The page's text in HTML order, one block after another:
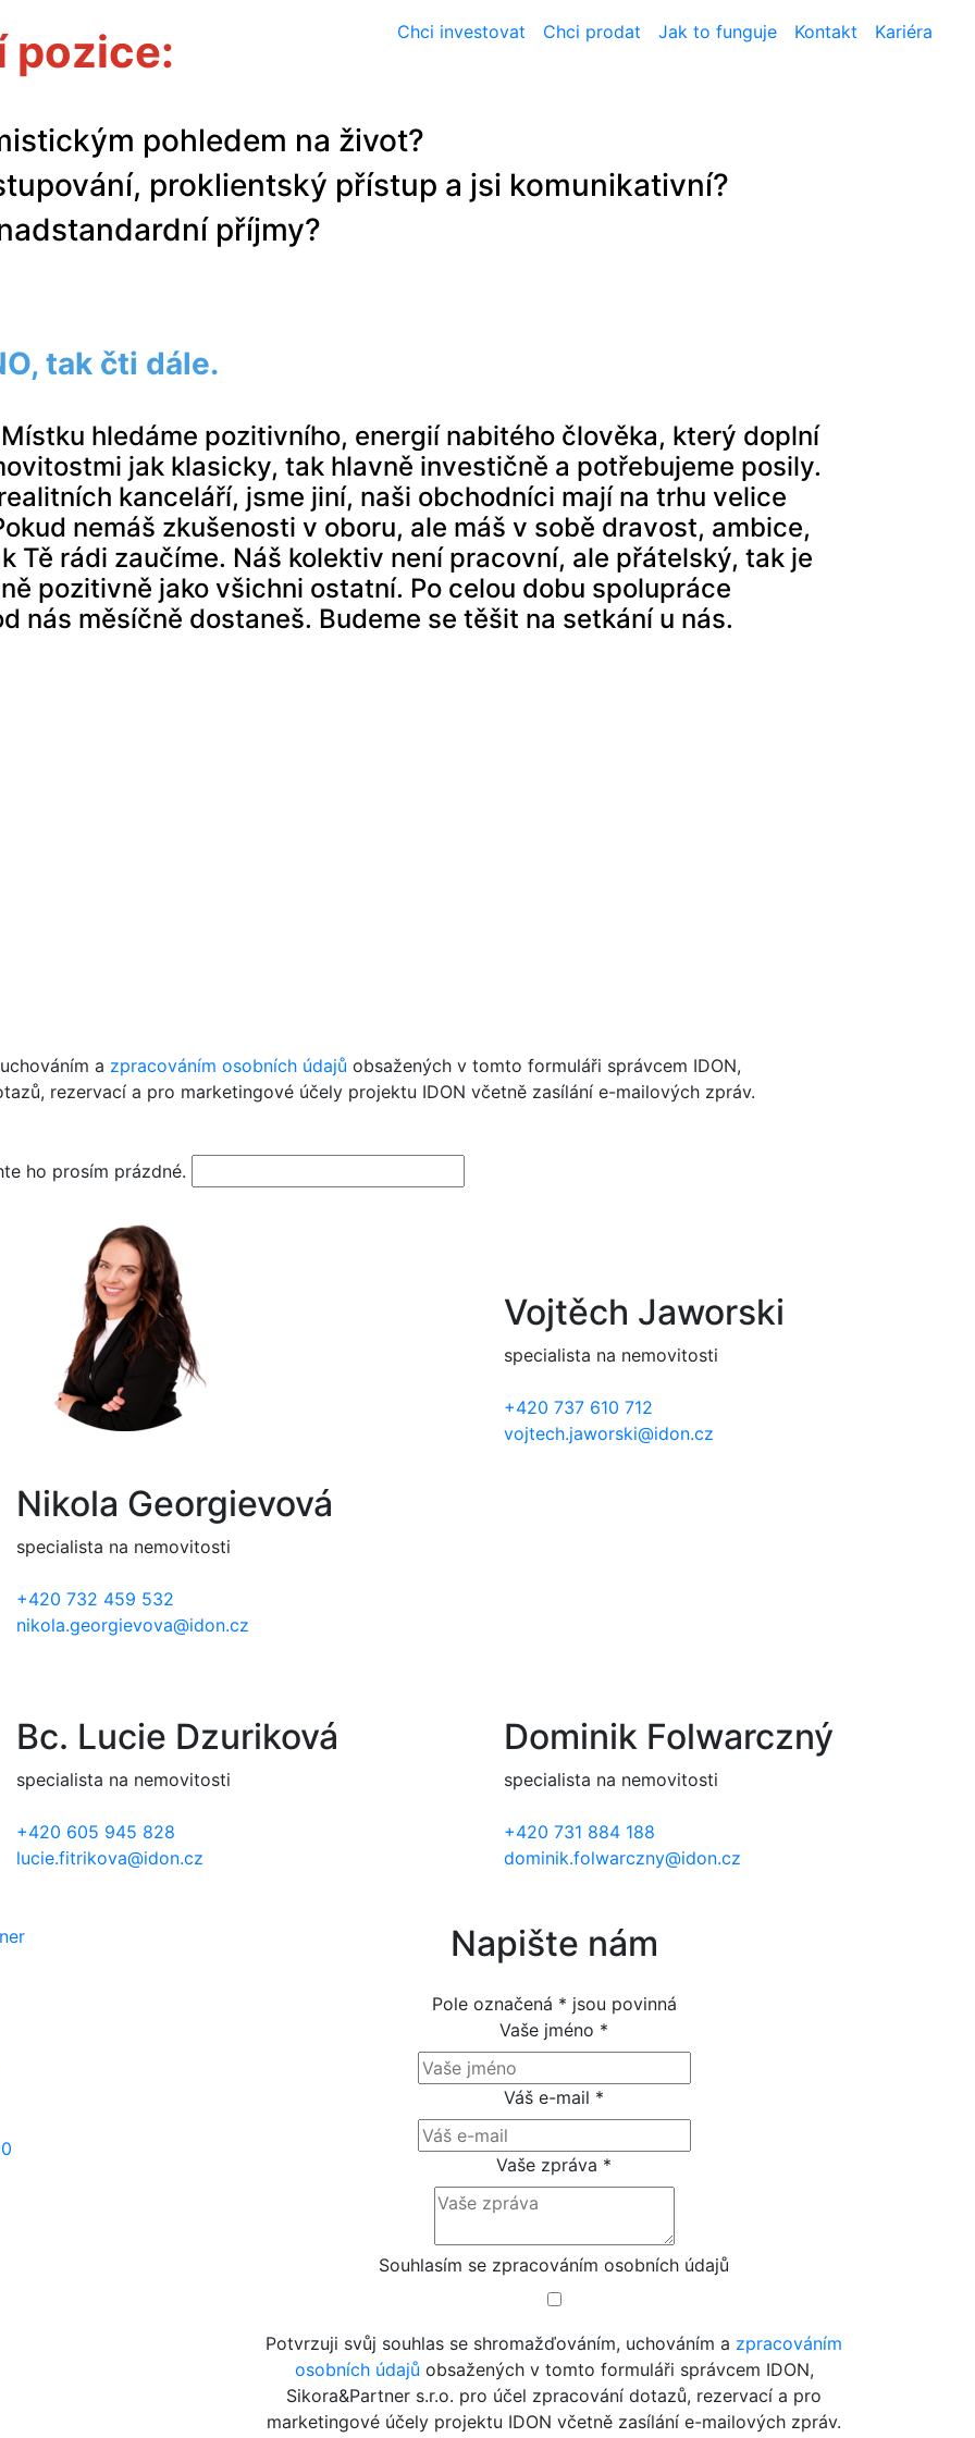
Chci investovat
Chci prodat Jak to funguje Kontakt Kariéra
pozice:
pohledem na život?
proklientský přístup a jsi komunikativní?
příjmy?
tak čti dále.
hledáme pozitivního, energií nabitého člověka, který doplní
jak klasicky, tak hlavně investičně a potřebujeme posily.
kanceláří, jsme jiní, naši obchodníci mají na trhu velice
nemáš zkušenosti v oboru, ale máš v sobě dravost, ambice,
Tě rádi zaučíme. Náš kolektiv není pracovní, ale přátelský, tak je
pozitivně jako všichni ostatní. Po celou dobu spolupráce
nás měsíčně dostaneš. Budeme se těšit na setkání u nás.
a zpracováním osobních údajů obsažených v tomto formuláři správcem IDON,
rezervací a pro marketingové účely projektu IDON včetně zasílání e-mailových zpráv.
ho prosím prázdné.
Nikola Georgievová
specialista na nemovitosti
+420 732 459 532
nikola.georgievova@idon.cz
Vojtěch Jaworski
specialista na nemovitosti
+420 737 610 712
vojtech.jaworski@idon.cz
Bc. Lucie Dzuriková
specialista na nemovitosti
+420 605 945 828
lucie.fitrikova@idon.cz
Dominik Folwarczný
specialista na nemovitosti
+420 731 884 188
dominik.folwarczny@idon.cz
Napište nám
Pole označená * jsou povinná
Vaše jméno *
Váš e-mail *
Vaše zpráva *
Souhlasím se zpracováním osobních údajů
Potvrzuji svůj souhlas se shromažďováním, uchováním a zpracováním
osobních údajů obsažených v tomto formuláři správcem IDON,
Sikora&Partner s.r.o. pro účel zpracování dotazů, rezervací a pro
marketingové účely projektu IDON včetně zasílání e-mailových zpráv.